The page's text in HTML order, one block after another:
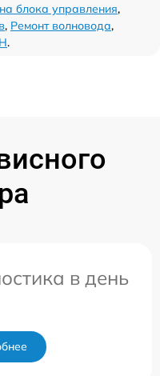
блока управления,
, Ремонт волновода,
.
в день